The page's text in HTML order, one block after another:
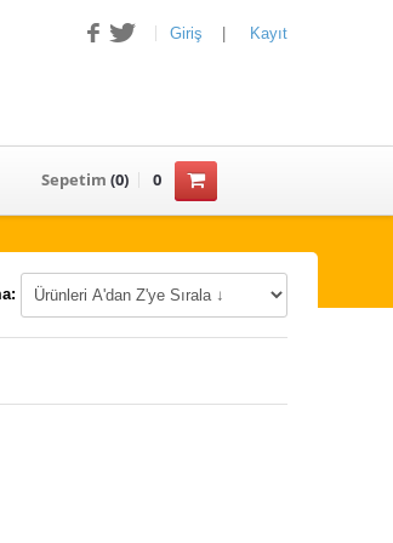
Giriş Kayıt
Sepetim (0) 0